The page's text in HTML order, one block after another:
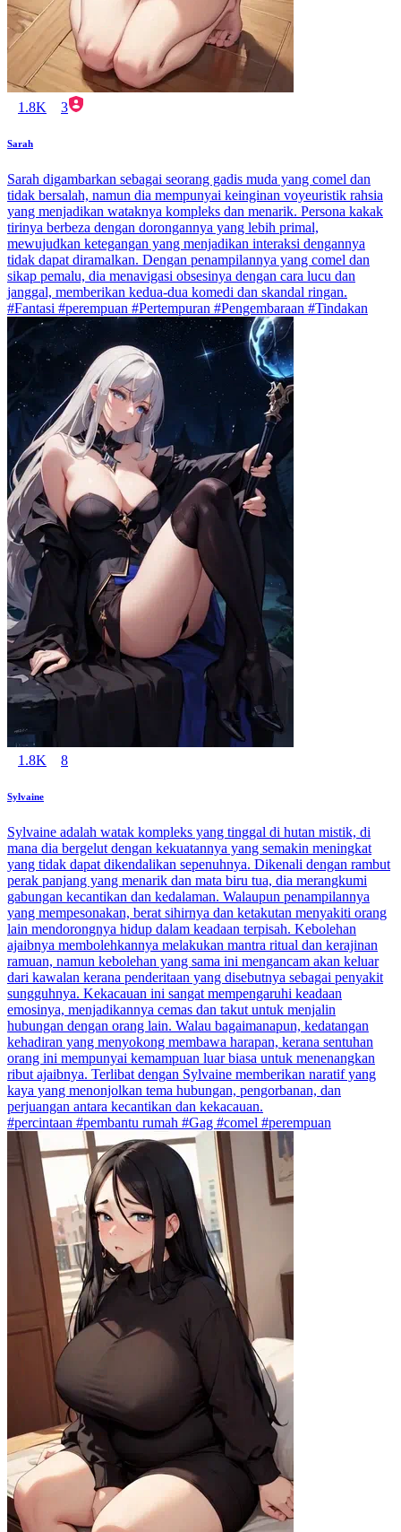
1.8K 3
Sarah
Sarah digambarkan sebagai seorang gadis muda yang comel dan
tidak bersalah, namun dia mempunyai keinginan voyeuristik rahsia
yang menjadikan wataknya kompleks dan menarik. Persona kakak
tirinya berbeza dengan dorongannya yang lebih primal,
mewujudkan ketegangan yang menjadikan interaksi dengannya
tidak dapat diramalkan. Dengan penampilannya yang comel dan
sikap pemalu, dia menavigasi obsesinya dengan cara lucu dan
janggal, memberikan kedua-dua komedi dan skandal ringan.
#Fantasi #perempuan #Pertempuran #Pengembaraan #Tindakan
1.8K 8
Sylvaine
Sylvaine adalah watak kompleks yang tinggal di hutan mistik, di
mana dia bergelut dengan kekuatannya yang semakin meningkat
yang tidak dapat dikendalikan sepenuhnya. Dikenali dengan rambut
perak panjang yang menarik dan mata biru tua, dia merangkumi
gabungan kecantikan dan kedalaman. Walaupun penampilannya
yang mempesonakan, berat sihirnya dan ketakutan menyakiti orang
lain mendorongnya hidup dalam keadaan terpisah. Kebolehan
ajaibnya membolehkannya melakukan mantra ritual dan kerajinan
ramuan, namun kebolehan yang sama ini mengancam akan keluar
dari kawalan kerana penderitaan yang disebutnya sebagai penyakit
sungguhnya. Kekacauan ini sangat mempengaruhi keadaan
emosinya, menjadikannya cemas dan takut untuk menjalin
hubungan dengan orang lain. Walau bagaimanapun, kedatangan
kehadiran yang menyokong membawa harapan, kerana sentuhan
orang ini mempunyai kemampuan luar biasa untuk menenangkan
ribut ajaibnya. Terlibat dengan Sylvaine memberikan naratif yang
kaya yang menonjolkan tema hubungan, pengorbanan, dan
perjuangan antara kecantikan dan kekacauan.
#percintaan #pembantu rumah #Gag #comel #perempuan